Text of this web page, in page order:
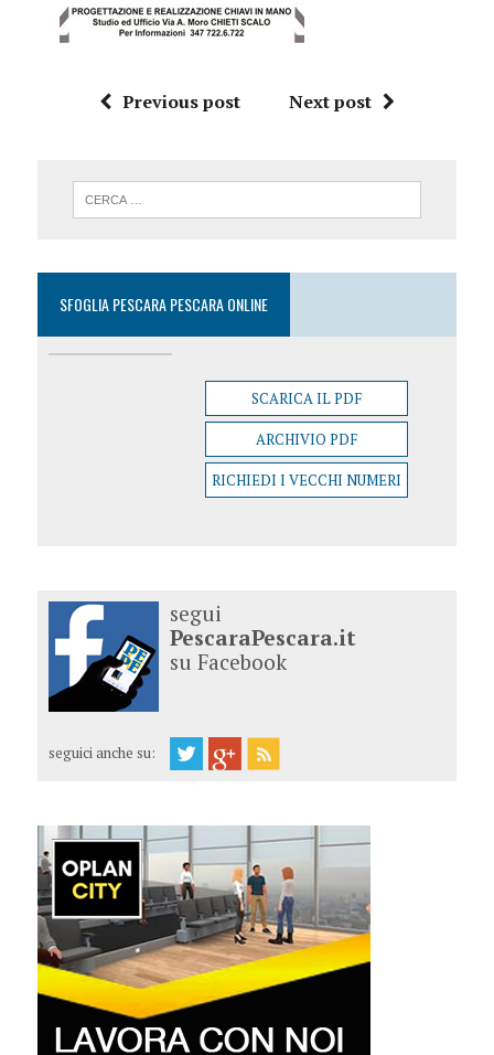
Previous post Next post
SFOGLIA PESCARA PESCARA ONLINE
SCARICA IL PDF
ARCHIVIO PDF
RICHIEDI I VECCHI NUMERI
segui
PescaraPescara.it
su Facebook
seguici anche su: